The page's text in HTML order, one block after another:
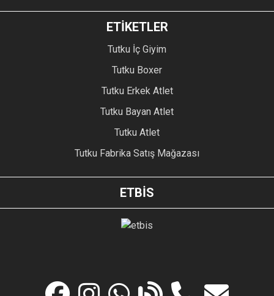
ETİKETLER
Tutku İç Giyim
Tutku Boxer
Tutku Erkek Atlet
Tutku Bayan Atlet
Tutku Atlet
Tutku Fabrika Satış Mağazası
ETBİS